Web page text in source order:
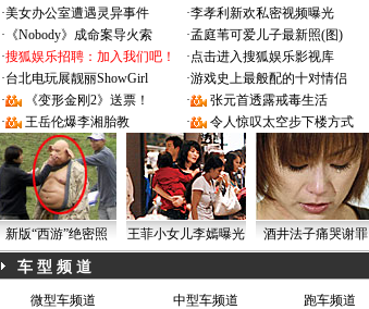
·美女办公室遭遇灵异事件 ·李孝利新欢私密视频曝光
· 《Nobody》成命案导火索 ·孟庭苇可爱儿子最新照(图)
·搜狐娱乐招聘：加入我们吧！ ·点击进入搜狐娱乐影视库
·台北电玩展靓丽ShowGirl ·游戏史上最般配的十对情侣
·
《变形金刚2》送票！ ·
张元首透露戒毒生活
·
王岳伦爆李湘胎教 · 令人惊叹太空步下楼方式
新版“西游”绝密照 王菲小女儿李嫣曝光 酒井法子痛哭谢罪
车 型 频 道
微型车频道 中型车频道
跑车频道